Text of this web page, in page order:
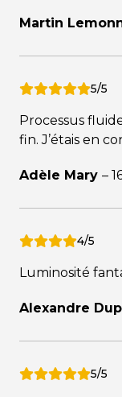
Martin
5/5
Processus
fin. J’étais en
Adèle Mary –
4/5
Luminosité
Alexandre
5/5